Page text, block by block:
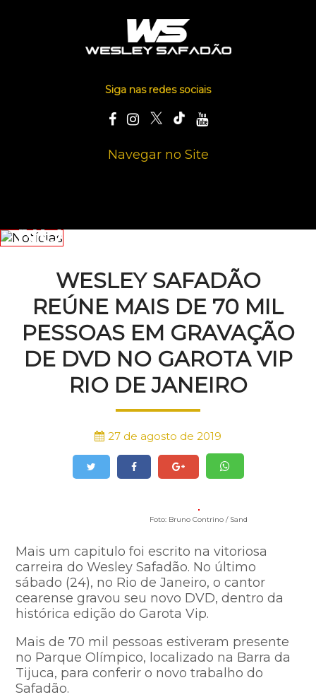
Siga nas redes sociais
Navegar no Site
NOTÍCIAS
WESLEY SAFADÃO
REÚNE MAIS DE 70 MIL
PESSOAS EM GRAVAÇÃO
DE DVD NO GAROTA VIP
RIO DE JANEIRO
27 de agosto de 2019
Foto: Bruno Contrino / Sand
Mais um capitulo foi escrito na vitoriosa
carreira do Wesley Safadão. No último
sábado (24), no Rio de Janeiro, o cantor
cearense gravou seu novo DVD, dentro da
histórica edição do Garota Vip.
Mais de 70 mil pessoas estiveram presente
no Parque Olímpico, localizado na Barra da
Tijuca, para conferir o novo trabalho do
Safadão.